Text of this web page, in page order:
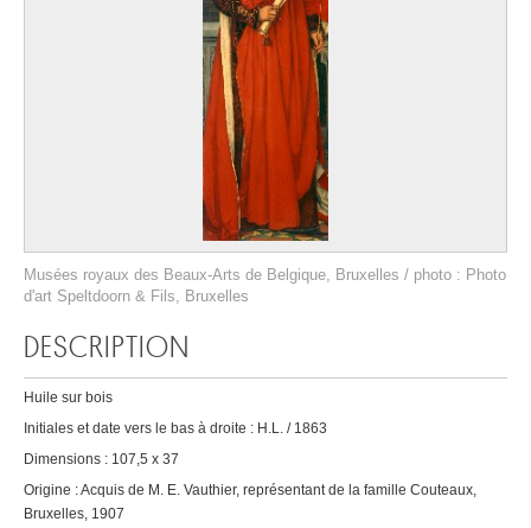
Musées royaux des Beaux-Arts de Belgique, Bruxelles / photo : Photo
d'art Speltdoorn & Fils, Bruxelles
DESCRIPTION
Huile sur bois
Initiales et date vers le bas à droite : H.L. / 1863
Dimensions : 107,5 x 37
Origine : Acquis de M. E. Vauthier, représentant de la famille Couteaux,
Bruxelles, 1907